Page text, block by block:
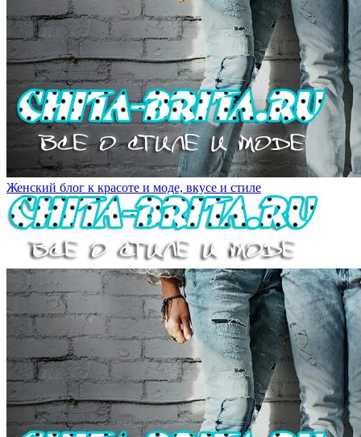
Женский блог к красоте и моде, вкусе и стиле